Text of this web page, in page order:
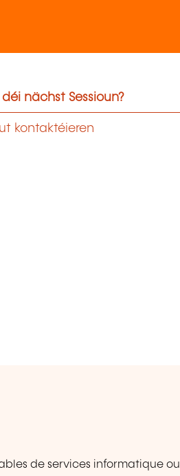
nächst Sessioun?
kontaktéieren
de services informatique ou